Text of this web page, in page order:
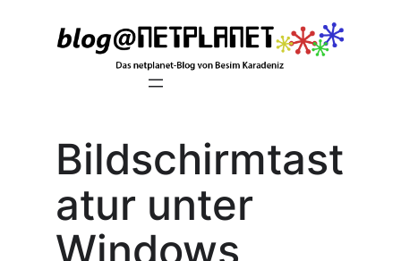
Bildschirmtast
atur unter
Windows